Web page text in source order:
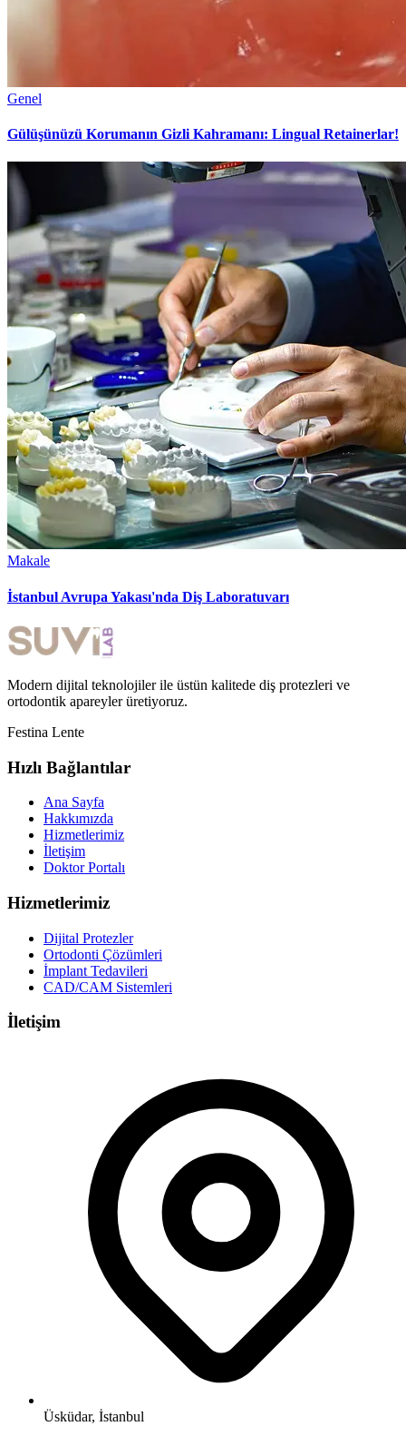
Genel
Gülüşünüzü Korumanın Gizli Kahramanı: Lingual Retainerlar!
Makale
İstanbul Avrupa Yakası'nda Diş Laboratuvarı
Modern dijital teknolojiler ile üstün kalitede diş protezleri ve
ortodontik apareyler üretiyoruz.
Festina Lente
Hızlı Bağlantılar
Ana Sayfa
Hakkımızda
Hizmetlerimiz
İletişim
Doktor Portalı
Hizmetlerimiz
Dijital Protezler
Ortodonti Çözümleri
İmplant Tedavileri
CAD/CAM Sistemleri
İletişim
Üsküdar, İstanbul